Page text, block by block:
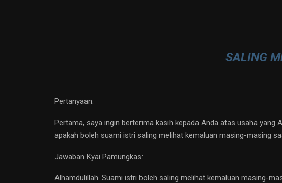
SALING
Pertanyaan:
Pertama, saya ingin berterima kasih kepada Anda atas usaha yang
apakah boleh suami istri saling melihat kemaluan masing-masing
Jawaban Kyai Pamungkas:
Alhamdulillah. Suami istri boleh saling melihat kemaluan masing-